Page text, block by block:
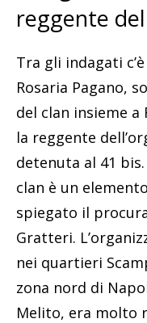
reggente
Tra gli indagati
Rosaria Pagano,
del clan insieme a
la reggente
detenuta al 41
clan è un
spiegato il
Gratteri.
nei quartieri
zona nord di
Melito, era molto